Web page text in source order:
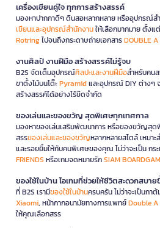
เครื่องเขียนคู่ใจ ทุกการสร้างสรรค์
มองหาปากกาดีๆ ดินสอหลากหลาย หรืออุปกรณ์ส
เขียนและอุปกรณ์สำนักงานให้เลือกมากมาย ตั้งแ
Rotringไปจนถึงกระดาษถ่ายเอกสารDOUBLE A
งานศิลป์ งานฝีมือ สร้างสรรค์ไม่รู้จบ
B2S จัดเต็มอุปกรณ์ศิลปะและงานฝีมือสำหรับคน
ขาตั้งไม้บนโต๊ะPyramidและอุปกรณ์ DIY ต่างๆ
สร้างสรรค์ได้อย่างไร้ขีดจำกัด
ของเล่นและของขวัญ สุดพิเศษทุกเทศกาล
มองหาของเล่นเสริมพัฒนาการ หรือของขวัญสุด
สรรของเล่นและของขวัญหลากหลายสไตล์ เหมา
และรอยยิ้มให้กับคนพิเศษของคุณ ไม่ว่าจะเป็น กร
FRIENDS หรือเกมจดหมายรักSIAM
ของใช้ในบ้าน ไอเทมที่ช่วยให้ชีวิตสะดวกสบา
ที่ B2S เรามีของใช้ในบ้านครบครัน ไม่ว่าจะเป็นกาต้
Xiaomi, หน้ากากอนามัยทางการแพทย์Double A
ให้คุณเลือกสรร